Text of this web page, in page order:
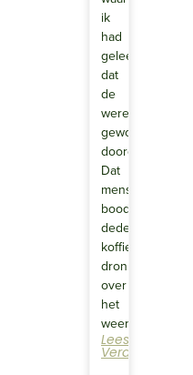
ik
had
geleerd
dat
de
wereld
gewoon
doorging.
Dat
mensen
boodschappen
deden,
koffie
dronken,
over
het
weer…
Lees
Verder